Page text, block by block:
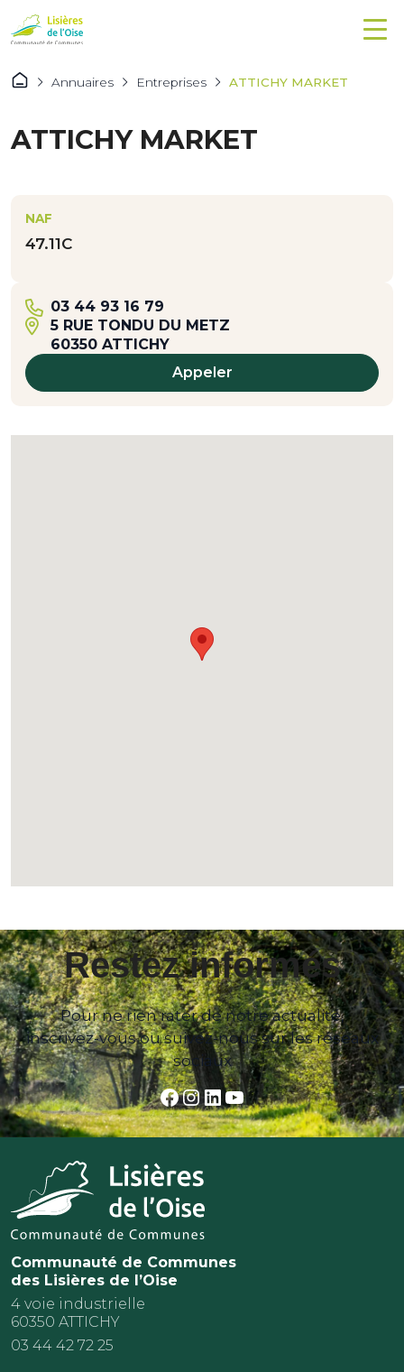
Annuaires Entreprises ATTICHY MARKET
ATTICHY MARKET
NAF
47.11C
03 44 93 16 79
5 RUE TONDU DU METZ
60350 ATTICHY
Appeler
Restez informés
Pour ne rien rater de notre actualité,
inscrivez-vous ou suivez-nous sur les réseaux
sociaux
Facebook
Instagram
LinkedIn
YouTube
Communauté de Communes
des Lisières de l’Oise
4 voie industrielle
60350 ATTICHY
03 44 42 72 25